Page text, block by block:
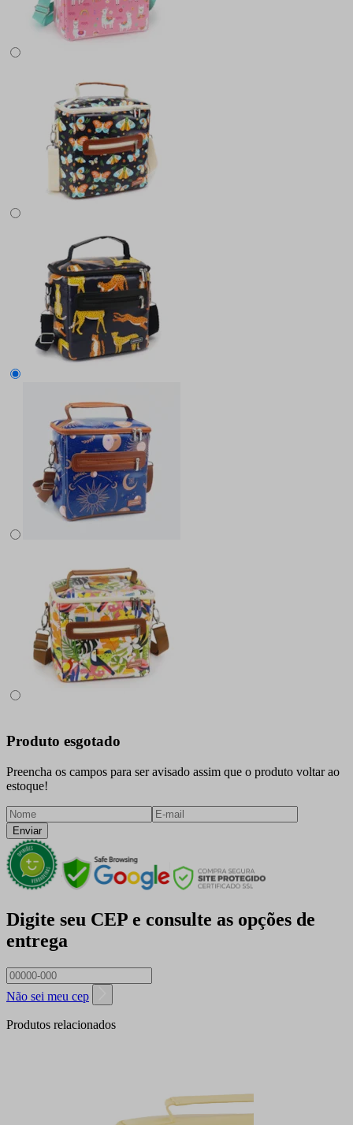
Produto esgotado
Preencha os campos para ser avisado assim que o produto voltar ao
estoque!
Enviar
Digite seu CEP e consulte as opções de
entrega
Não sei meu cep
Produtos relacionados